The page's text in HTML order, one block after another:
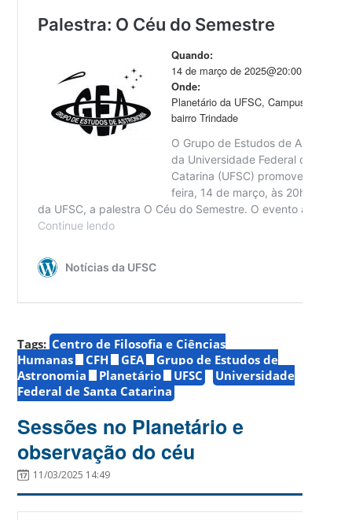
Tags: Centro de Filosofia e Ciências
Humanas
CFH GEA
Grupo de Estudos de
Astronomia
Planetário UFSC
Universidade
Federal de Santa Catarina
Sessões no Planetário e
observação do céu
11/03/2025 14:49